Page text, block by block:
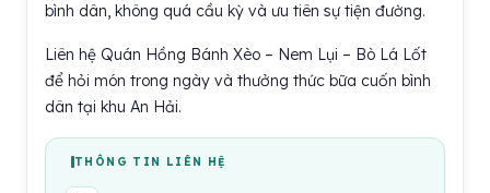
bình dân, không quá cầu kỳ và ưu tiên sự tiện đường.
Liên hệ Quán Hồng Bánh Xèo – Nem Lụi – Bò Lá Lốt
để hỏi món trong ngày và thưởng thức bữa cuốn bình
dân tại khu An Hải.
THÔNG TIN LIÊN HỆ